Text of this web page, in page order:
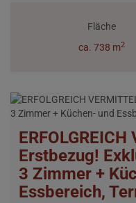
Fläche
ca. 738 m2
ERFOLGREICH
Erstbezug!
3 Zimmer +
Essbereich,